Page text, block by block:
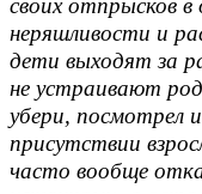
своих отпрысков
неряшливости и
дети выходят за
не устраивают
убери, посмотрел
присутствии
часто вообще